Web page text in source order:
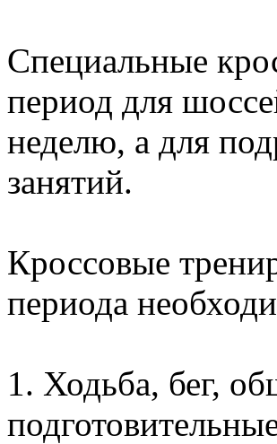
Специальные
период для
неделю, а для
занятий.
Кроссовые
периода
1. Ходьба, бег,